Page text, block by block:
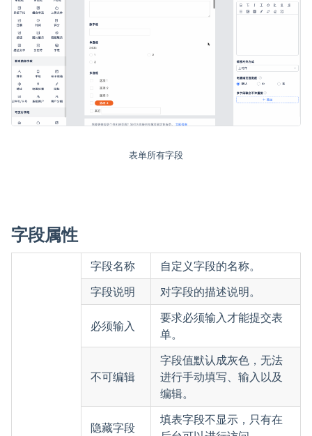
表单所有字段
字段属性
字段名称
自定义字段的名称。
字段说明
对字段的描述说明。
必须输入
要求必须输入才能提交表
单。
不可编辑
字段值默认成灰色，无法
进行手动填写、输入以及
编辑。
隐藏字段
填表字段不显示，只有在